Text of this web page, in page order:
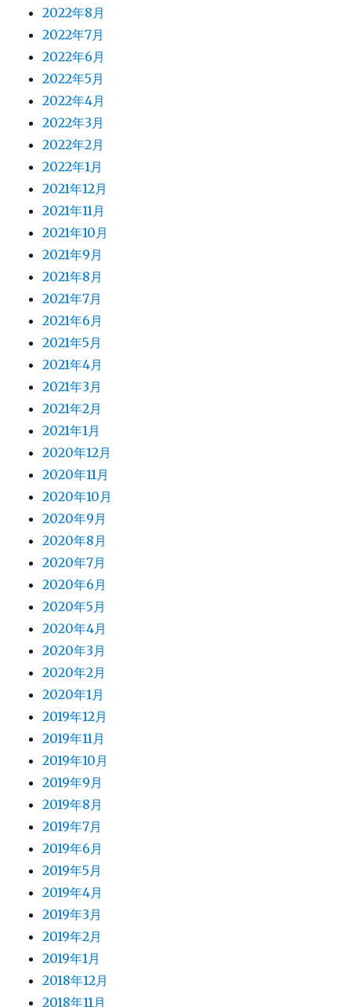
2022年8月
2022年7月
2022年6月
2022年5月
2022年4月
2022年3月
2022年2月
2022年1月
2021年12月
2021年11月
2021年10月
2021年9月
2021年8月
2021年7月
2021年6月
2021年5月
2021年4月
2021年3月
2021年2月
2021年1月
2020年12月
2020年11月
2020年10月
2020年9月
2020年8月
2020年7月
2020年6月
2020年5月
2020年4月
2020年3月
2020年2月
2020年1月
2019年12月
2019年11月
2019年10月
2019年9月
2019年8月
2019年7月
2019年6月
2019年5月
2019年4月
2019年3月
2019年2月
2019年1月
2018年12月
2018年11月